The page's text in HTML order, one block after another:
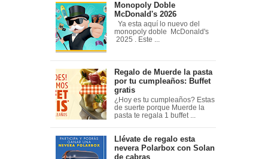
Monopoly Doble
McDonald's 2026
Ya esta aquí lo nuevo del
monopoly doble McDonald's
2025 . Este ...
Regalo de Muerde la pasta
por tu cumpleaños: Buffet
gratis
¿Hoy es tu cumpleaños? Estas
de suerte porque Muerde la
pasta te regala 1 buffet ...
Llévate de regalo esta
nevera Polarbox con Solan
de cabras